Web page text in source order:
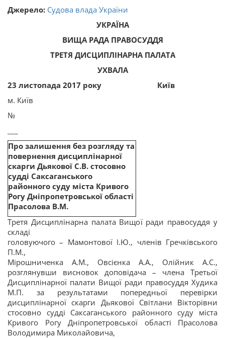
Джерело: Судова влада України
УКРАЇНА
ВИЩА РАДА ПРАВОСУДДЯ
ТРЕТЯ ДИСЦИПЛІНАРНА ПАЛАТА
УХВАЛА
23 листопада 2017 року
Київ
м. Київ
№
Про залишення без розгляду та
повернення дисциплінарної
скарги Дьякової С.В. стосовно
судді Саксаганського
районного суду міста Кривого
Рогу Дніпропетровської області
Прасолова В.М.
Третя Дисциплінарна палата Вищої ради правосуддя у
складі
головуючого – Мамонтової І.Ю., членів Гречківського
П.М.,
Мірошниченка А.М., Овсієнка А.А., Олійник А.С.,
розглянувши висновок доповідача – члена Третьої
Дисциплінарної палати Вищої ради правосуддя Худика
М.П. за результатами попередньої перевірки
дисциплінарної скарги Дьякової Світлани Вікторівни
стосовно судді Саксаганського районного суду міста
Кривого Рогу Дніпропетровської області Прасолова
Володимира Миколайовича,